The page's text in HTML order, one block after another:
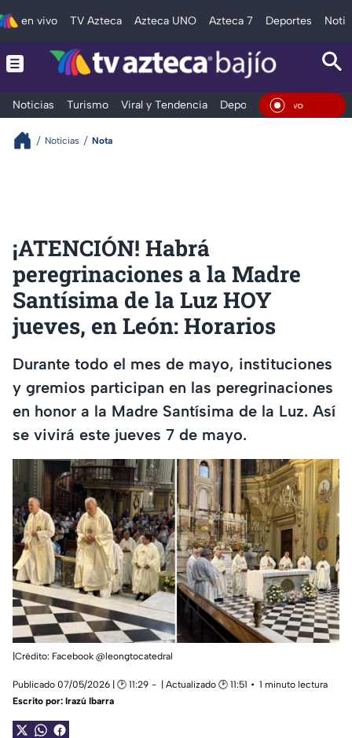
en vivo TV Azteca Azteca UNO Azteca 7 Deportes
Noticias Turismo Viral y Tendencia Deportes Espectáculos
En
Noticias Nota
¡ATENCIÓN! Habrá
peregrinaciones a la Madre
Santísima de la Luz HOY
jueves, en León: Horarios
Durante todo el mes de mayo, instituciones
y gremios participan en las peregrinaciones
en honor a la Madre Santísima de la Luz. Así
se vivirá este jueves 7 de mayo.
|Crédito: Facebook @leongtocatedral
Publicado 07/05/2026 | 🕑 11:29 | Actualizado 🕑 11:51
1 minuto lectura
Escrito por: Irazú Ibarra